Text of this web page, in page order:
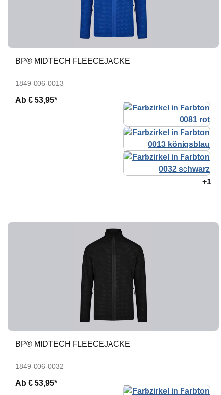
BP® MIDTECH FLEECEJACKE
1849-006-0013
Ab € 53,95*
+1
BP® MIDTECH FLEECEJACKE
1849-006-0032
Ab € 53,95*